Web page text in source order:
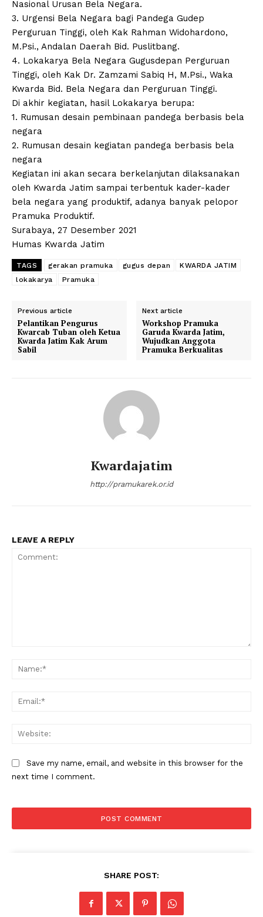
Nasional Urusan Bela Negara.
3. Urgensi Bela Negara bagi Pandega Gudep
Perguruan Tinggi, oleh Kak Rahman Widohardono,
M.Psi., Andalan Daerah Bid. Puslitbang.
4. Lokakarya Bela Negara Gugusdepan Perguruan
Tinggi, oleh Kak Dr. Zamzami Sabiq H, M.Psi., Waka
Kwarda Bid. Bela Negara dan Perguruan Tinggi.
Di akhir kegiatan, hasil Lokakarya berupa:
1. Rumusan desain pembinaan pandega berbasis bela
negara
2. Rumusan desain kegiatan pandega berbasis bela
negara
Kegiatan ini akan secara berkelanjutan dilaksanakan
oleh Kwarda Jatim sampai terbentuk kader-kader
bela negara yang produktif, adanya banyak pelopor
Pramuka Produktif.
Surabaya, 27 Desember 2021
Humas Kwarda Jatim
TAGS gerakan pramuka gugus depan
KWARDA JATIM
lokakarya
Pramuka
Previous article
Pelantikan Pengurus
Kwarcab Tuban oleh Ketua
Kwarda Jatim Kak Arum
Sabil
Next article
Workshop Pramuka
Garuda Kwarda Jatim,
Wujudkan Anggota
Pramuka Berkualitas
Kwardajatim
http://pramukarek.or.id
LEAVE A REPLY
Save my name, email, and website in this browser for the
next time I comment.
SHARE POST: